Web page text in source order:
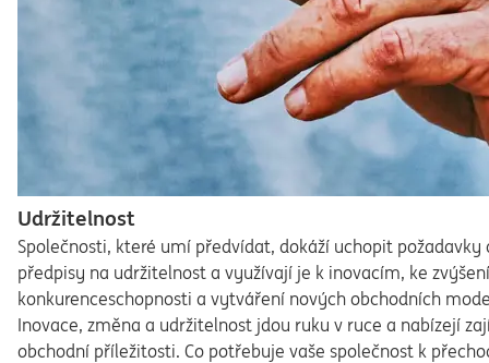
Udržitelnost
Společnosti, které umí předvídat, dokáží uchopit požadavky
předpisy na udržitelnost a využívají je k inovacím, ke
konkurenceschopnosti a vytváření nových obchodních
Inovace, změna a udržitelnost jdou ruku v ruce a nabízejí
obchodní příležitosti. Co potřebuje vaše společnost k